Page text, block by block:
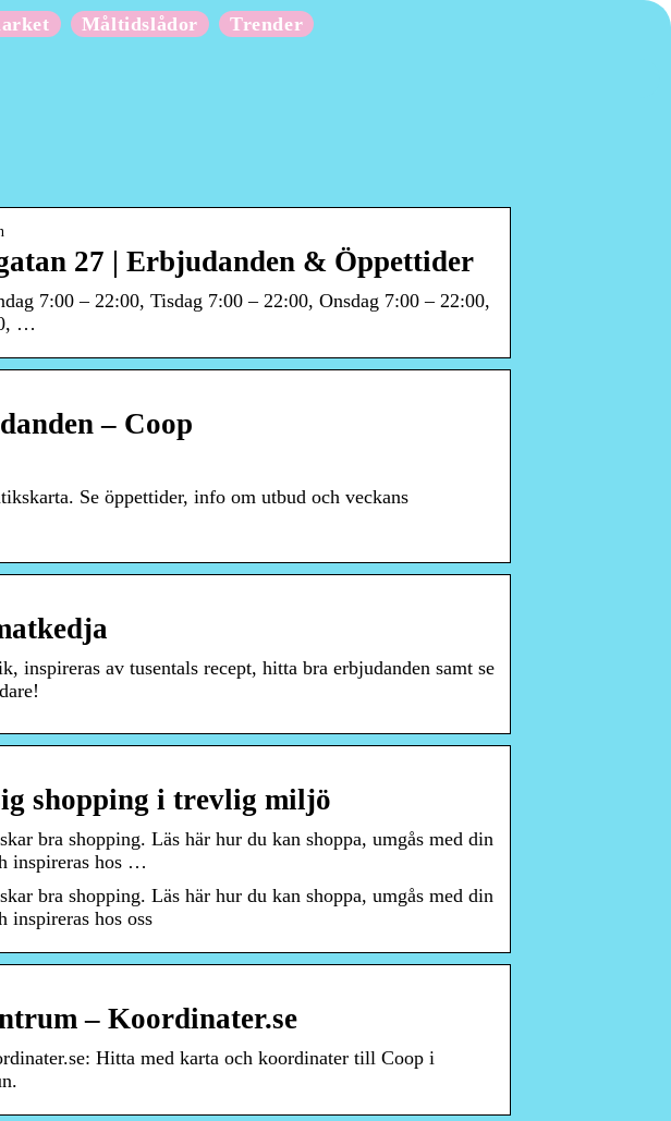
Måltidslådor Trender
27 | Erbjudanden & Öppettider
7:00 – 22:00, Tisdag 7:00 – 22:00, Onsdag 7:00 – 22:00,
…
– Coop
Se öppettider, info om utbud och veckans
inspireras av tusentals recept, hitta bra erbjudanden samt se
shopping i trevlig miljö
bra shopping. Läs här hur du kan shoppa, umgås med din
inspireras hos …
bra shopping. Läs här hur du kan shoppa, umgås med din
inspireras hos oss
– Koordinater.se
Hitta med karta och koordinater till Coop i